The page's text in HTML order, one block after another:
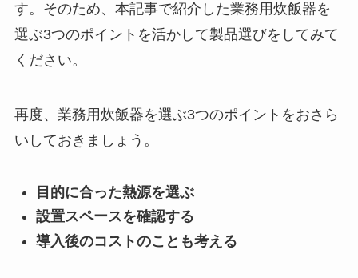
す。そのため、本記事で紹介した業務用炊飯器を
選ぶ3つのポイントを活かして製品選びをしてみて
ください。
再度、業務用炊飯器を選ぶ3つのポイントをおさら
いしておきましょう。
目的に合った熱源を選ぶ
設置スペースを確認する
導入後のコストのことも考える